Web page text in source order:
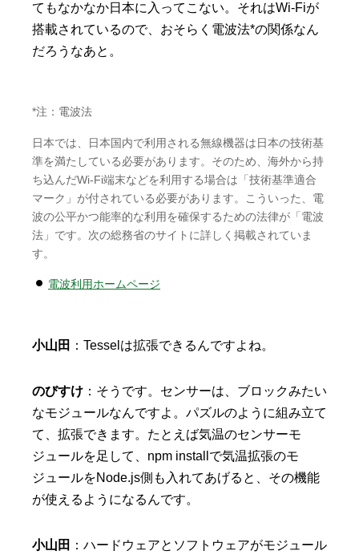
てもなかなか日本に入ってこない。それはWi-Fiが
搭載されているので、おそらく電波法*の関係なん
だろうなあと。
*注：電波法
日本では、日本国内で利用される無線機器は日本の技術基
準を満たしている必要があります。そのため、海外から持
ち込んだWi-Fi端末などを利用する場合は「技術基準適合
マーク」が付されている必要があります。こういった、電
波の公平かつ能率的な利用を確保するための法律が「電波
法」です。次の総務省のサイトに詳しく掲載されていま
す。
電波利用ホームページ
小山田 ：Tesselは拡張できるんですよね。
のびすけ ：そうです。センサーは、ブロックみたい
なモジュールなんですよ。パズルのように組み立て
て、拡張できます。たとえば気温のセンサーモ
ジュールを足して、npm installで気温拡張のモ
ジュールをNode.js側も入れてあげると、その機能
が使えるようになるんです。
小山田 ：ハードウェアとソフトウェアがモジュール